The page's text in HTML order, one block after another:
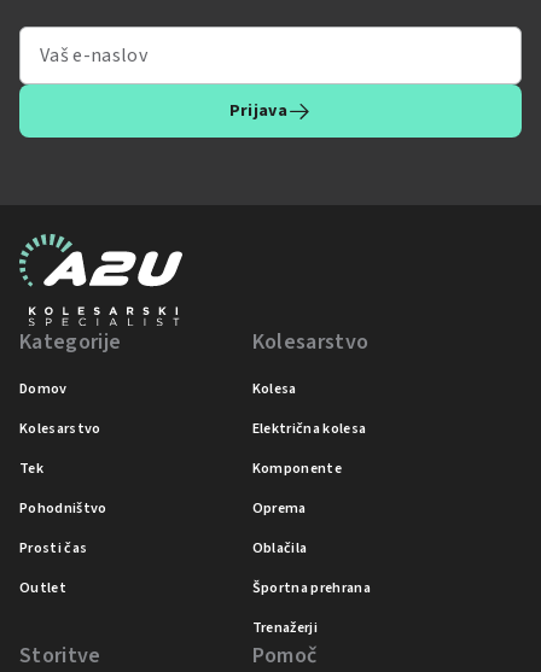
Prijava
Kategorije
Domov
Kolesarstvo
Tek
Pohodništvo
Prosti čas
Outlet
Kolesarstvo
Kolesa
Električna kolesa
Komponente
Oprema
Oblačila
Športna prehrana
Trenažerji
Storitve Pomoč